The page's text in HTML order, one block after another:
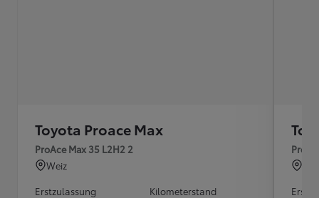
Toyota Proace Max
ProAce Max 35 L2H2 2
Weiz
Erstzulassung
Kilometerstand